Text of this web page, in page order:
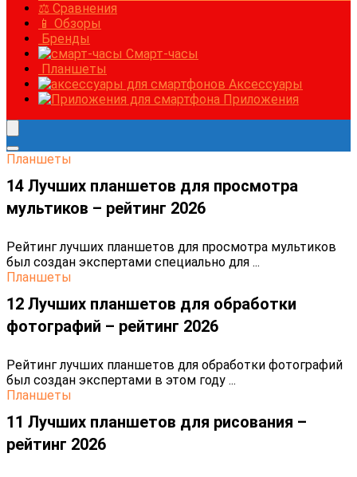
⚖ Сравнения
📱 Обзоры
Бренды
Смарт-часы
Планшеты
Аксессуары
Приложения
Планшеты
14 Лучших планшетов для просмотра
мультиков – рейтинг 2026
Рейтинг лучших планшетов для просмотра мультиков
был создан экспертами специально для ...
Планшеты
12 Лучших планшетов для обработки
фотографий – рейтинг 2026
Рейтинг лучших планшетов для обработки фотографий
был создан экспертами в этом году ...
Планшеты
11 Лучших планшетов для рисования –
рейтинг 2026